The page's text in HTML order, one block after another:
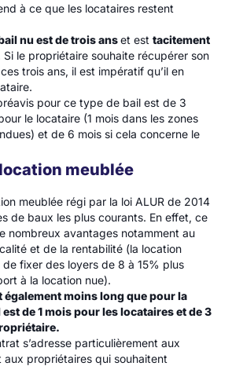
à ce que les locataires restent
nu est de trois anset est tacitement
Si le propriétaire souhaite récupérer son
trois ans, il est impératif qu’il en
pour ce type de bail est de 3
le locataire (1 mois dans les zones
et de 6 mois si cela concerne le
meublée
meublée régi par la loi ALUR de 2014
de baux les plus courants. En effet, ce
nombreux avantages notamment au
et de la rentabilité (la location
fixer des loyers de 8 à 15% plus
à la location nue).
également moins long que pour la
de 1 mois pour les locataires et de 3
s’adresse particulièrement aux
aux propriétaires qui souhaitent